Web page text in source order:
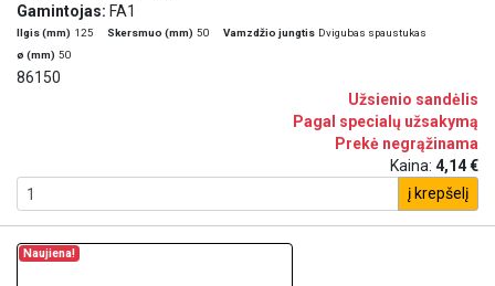
Gamintojas: FA1
Ilgis (mm) 125 Skersmuo (mm) 50 Vamzdžio jungtis Dvigubas spaustukas
ø (mm) 50
86150
Užsienio sandėlis
Pagal specialų užsakymą
Prekė negrąžinama
Kaina: 4,14 €
į krepšelį
Naujiena!